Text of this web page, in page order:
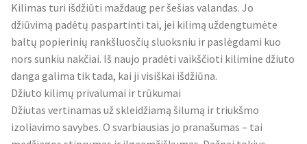
Kilimas turi išdžiūti maždaug per šešias valandas. Jo
džiūvimą padėtų paspartinti tai, jei kilimą uždengtumėte
baltų popierinių rankšluosčių sluoksniu ir paslėgdami kuo
nors sunkiu nakčiai. Iš naujo pradėti vaikščioti kilimine džiuto
danga galima tik tada, kai ji visiškai išdžiūna.
Džiuto kilimų privalumai ir trūkumai
Džiutas vertinamas už skleidžiamą šilumą ir triukšmo
izoliavimo savybes. O svarbiausias jo pranašumas – tai